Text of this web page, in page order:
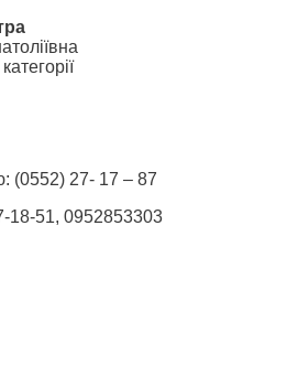
(0552) 27- 17 – 87
18-51, 0952853303